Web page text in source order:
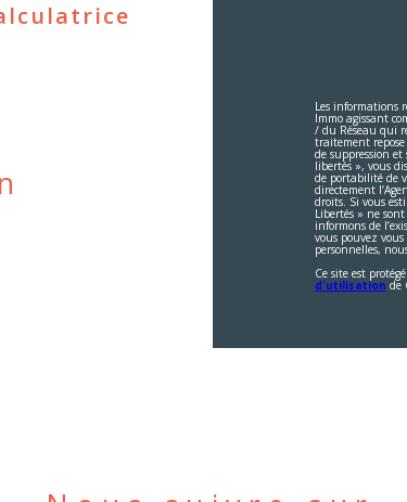
Les informations
Immo agissant
/ du Réseau qui
traitement
de suppression
libertés », vous
de portabilité de
directement
droits. Si vous
Libertés » ne
informons de
vous pouvez
personnelles,
Ce site est
d'utilisation de